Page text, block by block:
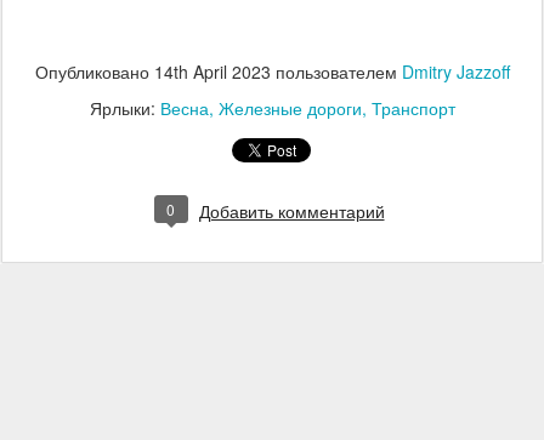
Опубликовано 14th April 2023 пользователем Dmitry Jazzoff
Ярлыки: Весна Железные дороги Транспорт
0 Добавить комментарий